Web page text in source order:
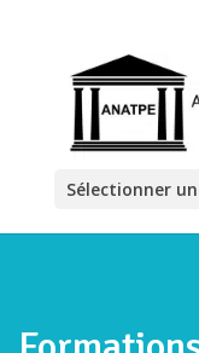
Sélectionner